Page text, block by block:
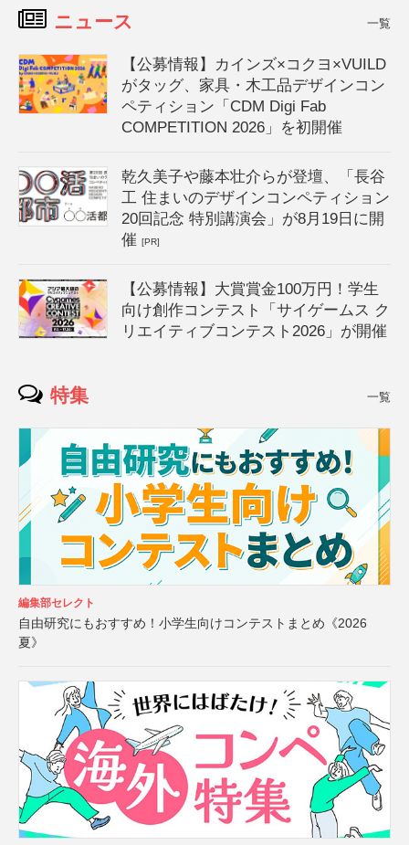
ニュース 一覧
【公募情報】カインズ×コクヨ×VUILD
がタッグ、家具・木工品デザインコン
ペティション「CDM Digi Fab
COMPETITION 2026」を初開催
乾久美子や藤本壮介らが登壇、「長谷
工 住まいのデザインコンペティション
20回記念 特別講演会」が8月19日に開
催[PR]
【公募情報】大賞賞金100万円！学生
向け創作コンテスト「サイゲームス ク
リエイティブコンテスト2026」が開催
特集 一覧
編集部セレクト
自由研究にもおすすめ！小学生向けコンテストまとめ《2026
夏》